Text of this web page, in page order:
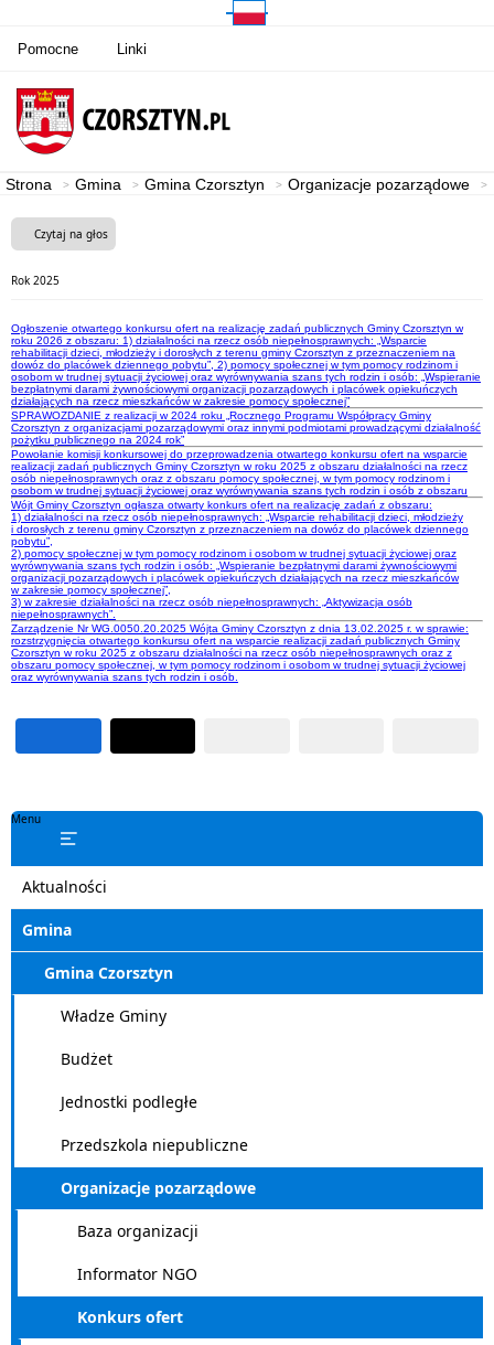
Pomocne Linki
Strona Gmina Gmina Czorsztyn Organizacje pozarządowe
Czytaj na głos
Rok 2025
Ogłoszenie otwartego konkursu ofert na realizację zadań publicznych Gminy Czorsztyn w
roku 2026 z obszaru: 1) działalności na rzecz osób niepełnosprawnych: „Wsparcie
rehabilitacji dzieci, młodzieży i dorosłych z terenu gminy Czorsztyn z przeznaczeniem na
dowóz do placówek dziennego pobytu”, 2) pomocy społecznej w tym pomocy rodzinom i
osobom w trudnej sytuacji życiowej oraz wyrównywania szans tych rodzin i osób: „Wspieranie
bezpłatnymi darami żywnościowymi organizacji pozarządowych i placówek opiekuńczych
działających na rzecz mieszkańców w zakresie pomocy społecznej”
SPRAWOZDANIE z realizacji w 2024 roku „Rocznego Programu Współpracy Gminy
Czorsztyn z organizacjami pozarządowymi oraz innymi podmiotami prowadzącymi działalność
pożytku publicznego na 2024 rok”
Powołanie komisji konkursowej do przeprowadzenia otwartego konkursu ofert na wsparcie
realizacji zadań publicznych Gminy Czorsztyn w roku 2025 z obszaru działalności na rzecz
osób niepełnosprawnych oraz z obszaru pomocy społecznej, w tym pomocy rodzinom i
osobom w trudnej sytuacji życiowej oraz wyrównywania szans tych rodzin i osób z obszaru
Wójt Gminy Czorsztyn ogłasza otwarty konkurs ofert na realizację zadań z obszaru:
1) działalności na rzecz osób niepełnosprawnych: „Wsparcie rehabilitacji dzieci, młodzieży
i dorosłych z terenu gminy Czorsztyn z przeznaczeniem na dowóz do placówek dziennego
pobytu”,
2) pomocy społecznej w tym pomocy rodzinom i osobom w trudnej sytuacji życiowej oraz
wyrównywania szans tych rodzin i osób: „Wspieranie bezpłatnymi darami żywnościowymi
organizacji pozarządowych i placówek opiekuńczych działających na rzecz mieszkańców
w zakresie pomocy społecznej”,
3) w zakresie działalności na rzecz osób niepełnosprawnych: „Aktywizacja osób
niepełnosprawnych”.
Zarządzenie Nr WG.0050.20.2025 Wójta Gminy Czorsztyn z dnia 13.02.2025 r. w sprawie:
rozstrzygnięcia otwartego konkursu ofert na wsparcie realizacji zadań publicznych Gminy
Czorsztyn w roku 2025 z obszaru działalności na rzecz osób niepełnosprawnych oraz z
obszaru pomocy społecznej, w tym pomocy rodzinom i osobom w trudnej sytuacji życiowej
oraz wyrównywania szans tych rodzin i osób.
Menu
Aktualności
Gmina
Gmina Czorsztyn
Władze Gminy
Budżet
Jednostki podległe
Przedszkola niepubliczne
Organizacje pozarządowe
Baza organizacji
Informator NGO
Konkurs ofert